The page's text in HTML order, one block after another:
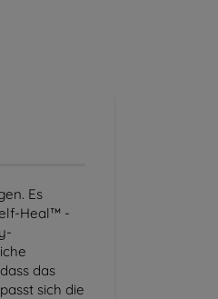
Es
Heal™ -
das
sich die